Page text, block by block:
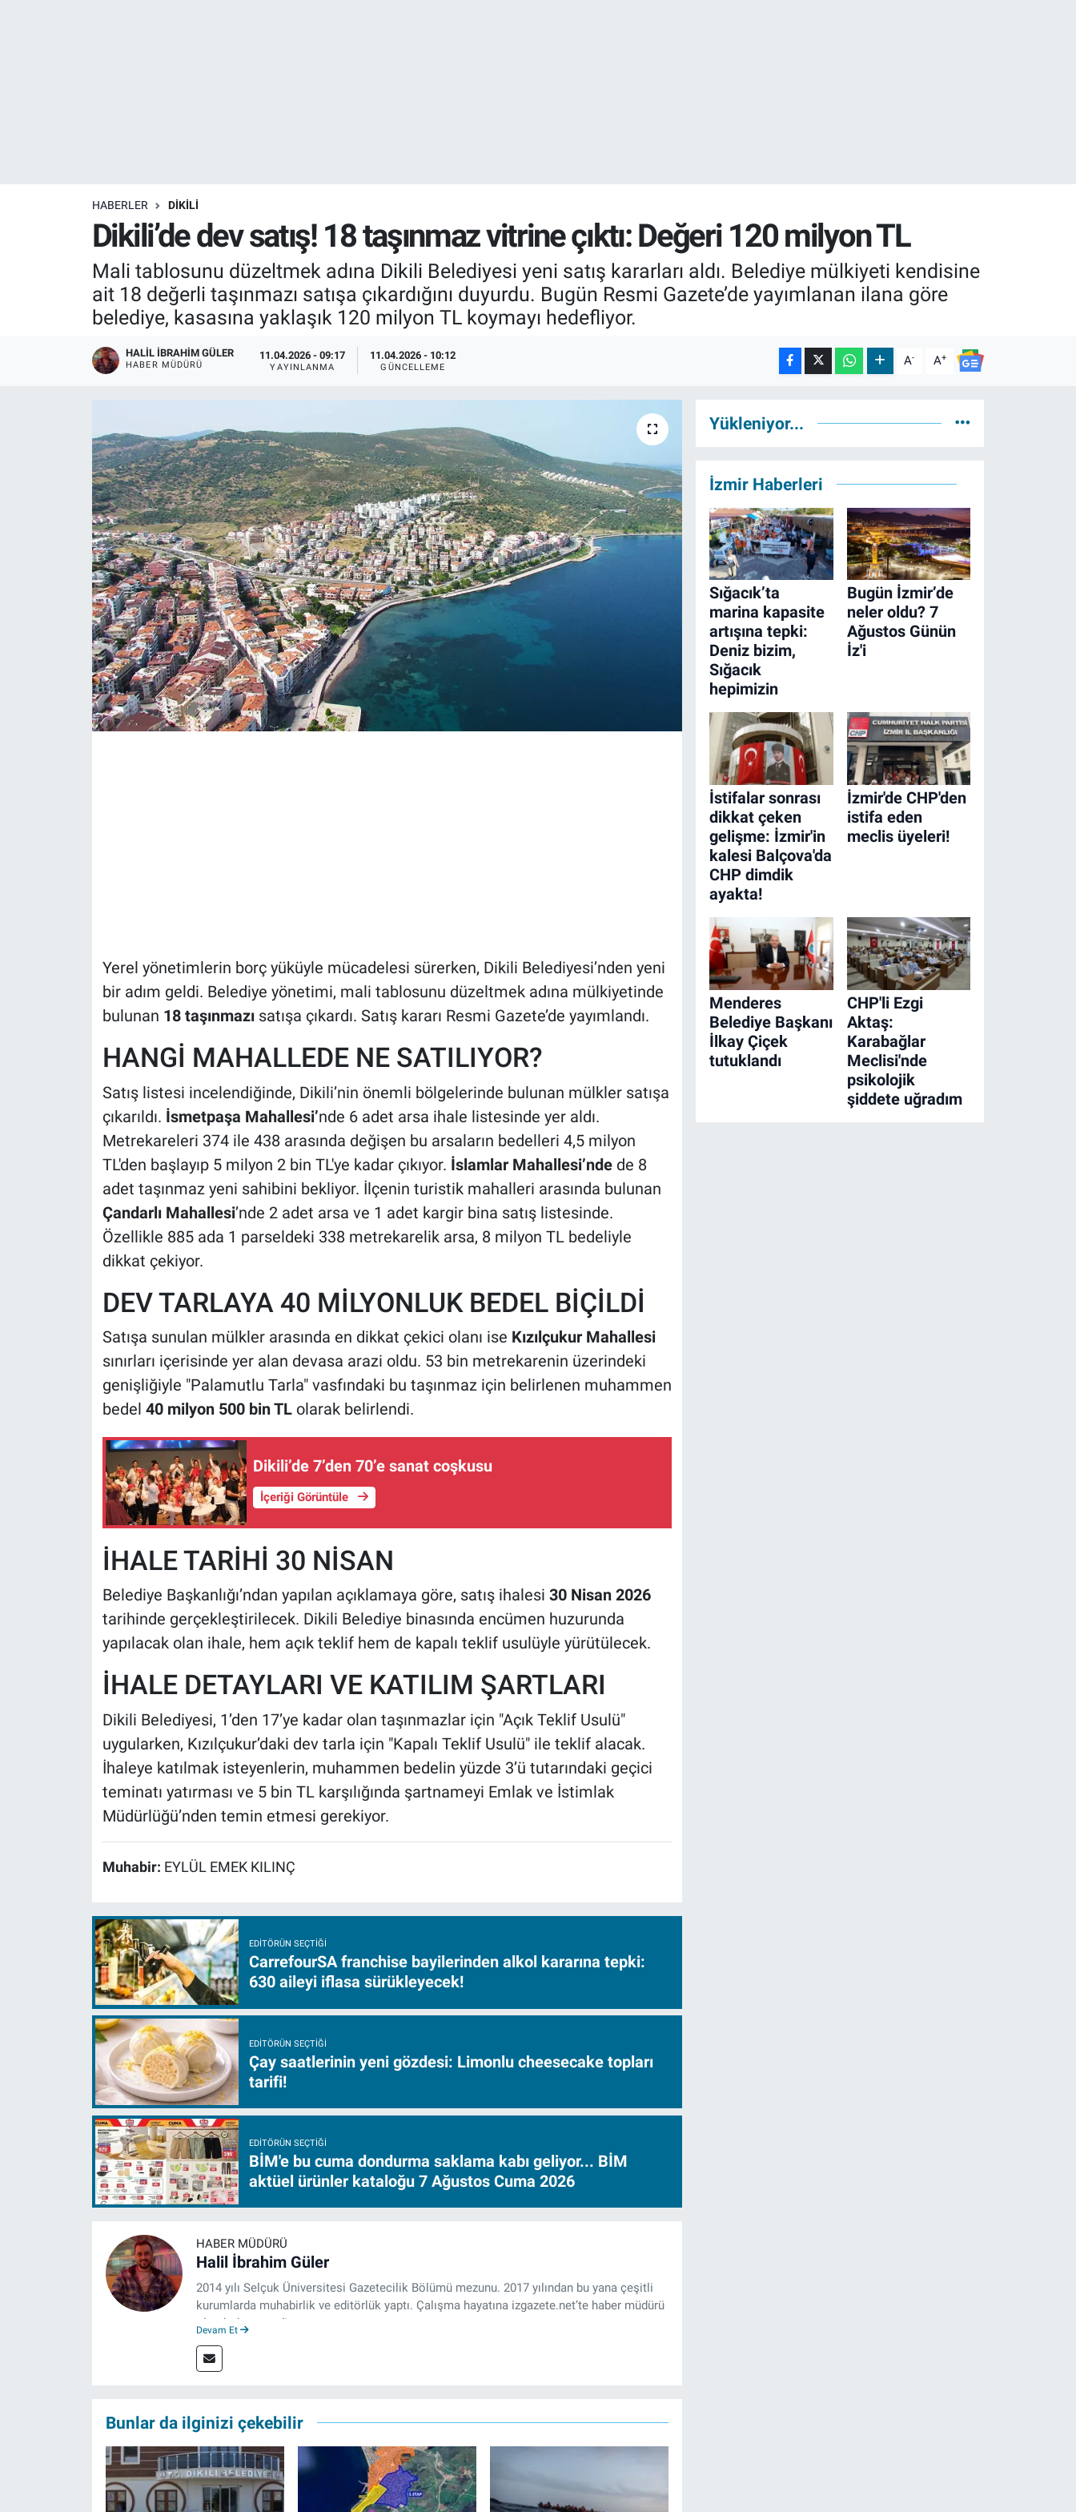
HABERLER DIKILI
Dikili’de dev satış! 18 taşınmaz vitrine çıktı: Değeri 120 milyon TL
Mali tablosunu düzeltmek adına Dikili Belediyesi yeni satış kararları aldı. Belediye mülkiyeti kendisine
ait 18 değerli taşınmazı satışa çıkardığını duyurdu. Bugün Resmi Gazete’de yayımlanan ilana göre
belediye, kasasına yaklaşık 120 milyon TL koymayı hedefliyor.
HALIL İBRAHIM GÜLER
HABER MÜDÜRÜ
11.04.2026 - 09:17
YAYINLANMA
11.04.2026 - 10:12
GÜNCELLEME A- A+
Yerel yönetimlerin borç yüküyle mücadelesi sürerken, Dikili Belediyesi’nden yeni
bir adım geldi. Belediye yönetimi, mali tablosunu düzeltmek adına mülkiyetinde
bulunan 18 taşınmazısatışa çıkardı. Satış kararı Resmi Gazete’de yayımlandı.
HANGİ MAHALLEDE NE SATILIYOR?
Satış listesi incelendiğinde, Dikili’nin önemli bölgelerinde bulunan mülkler satışa
çıkarıldı. İsmetpaşa Mahallesi’nde 6 adet arsa ihale listesinde yer aldı.
Metrekareleri 374 ile 438 arasında değişen bu arsaların bedelleri 4,5 milyon
TL'den başlayıp 5 milyon 2 bin TL'ye kadar çıkıyor. İslamlar Mahallesi’ndede 8
adet taşınmaz yeni sahibini bekliyor. İlçenin turistik mahalleri arasında bulunan
Çandarlı Mahallesi’nde 2 adet arsa ve 1 adet kargir bina satış listesinde.
Özellikle 885 ada 1 parseldeki 338 metrekarelik arsa, 8 milyon TL bedeliyle
dikkat çekiyor.
DEV TARLAYA 40 MİLYONLUK BEDEL BİÇİLDİ
Satışa sunulan mülkler arasında en dikkat çekici olanı ise Kızılçukur Mahallesi
sınırları içerisinde yer alan devasa arazi oldu. 53 bin metrekarenin üzerindeki
genişliğiyle "Palamutlu Tarla" vasfındaki bu taşınmaz için belirlenen muhammen
bedel 40 milyon 500 bin TL olarak belirlendi.
Dikili’de 7’den 70’e sanat coşkusu
İçeriği Görüntüle
İHALE TARİHİ 30 NİSAN
Belediye Başkanlığı’ndan yapılan açıklamaya göre, satış ihalesi 30 Nisan 2026
tarihinde gerçekleştirilecek. Dikili Belediye binasında encümen huzurunda
yapılacak olan ihale, hem açık teklif hem de kapalı teklif usulüyle yürütülecek.
İHALE DETAYLARI VE KATILIM ŞARTLARI
Dikili Belediyesi, 1’den 17’ye kadar olan taşınmazlar için "Açık Teklif Usulü"
uygularken, Kızılçukur’daki dev tarla için "Kapalı Teklif Usulü" ile teklif alacak.
İhaleye katılmak isteyenlerin, muhammen bedelin yüzde 3’ü tutarındaki geçici
teminatı yatırması ve 5 bin TL karşılığında şartnameyi Emlak ve İstimlak
Müdürlüğü’nden temin etmesi gerekiyor.
Muhabir: EYLÜL EMEK KILINÇ
EDITÖRÜN SEÇTIĞI
CarrefourSA franchise bayilerinden alkol kararına tepki:
630 aileyi iflasa sürükleyecek!
EDITÖRÜN SEÇTIĞI
Çay saatlerinin yeni gözdesi: Limonlu cheesecake topları
tarifi!
EDITÖRÜN SEÇTIĞI
BİM'e bu cuma dondurma saklama kabı geliyor... BİM
aktüel ürünler kataloğu 7 Ağustos Cuma 2026
HABER MÜDÜRÜ
Halil İbrahim Güler
2014 yılı Selçuk Üniversitesi Gazetecilik Bölümü mezunu. 2017 yılından bu yana çeşitli
kurumlarda muhabirlik ve editörlük yaptı. Çalışma hayatına izgazete.net’te haber müdürü
olarak devam ediyor.
Devam Et
Bunlar da ilginizi çekebilir
Yükleniyor...
İzmir Haberleri
Sığacık’ta
marina kapasite
artışına tepki:
Deniz bizim,
Sığacık
hepimizin
Bugün İzmir’de
neler oldu? 7
Ağustos Günün
İz'i
İstifalar sonrası
dikkat çeken
gelişme: İzmir'in
kalesi Balçova'da
CHP dimdik
ayakta!
İzmir'de CHP'den
istifa eden
meclis üyeleri!
Menderes
Belediye Başkanı
İlkay Çiçek
tutuklandı
CHP'li Ezgi
Aktaş:
Karabağlar
Meclisi'nde
psikolojik
şiddete uğradım